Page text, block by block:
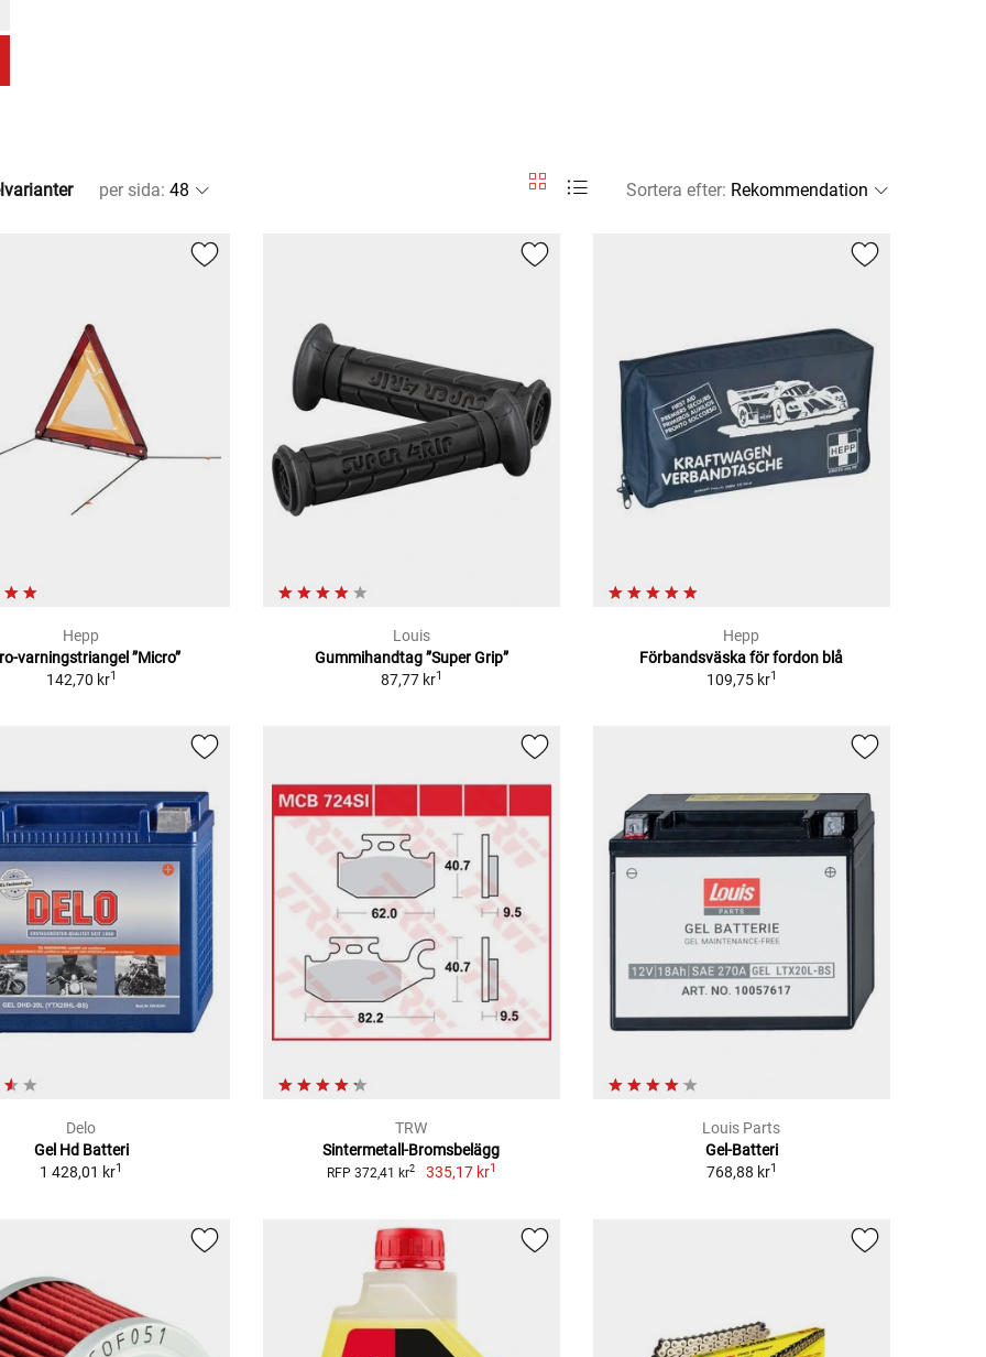
per sida: Sortera efter:
Hepp
varningstriangel ”Micro”
142,70 kr1
Louis
Gummihandtag ”Super Grip”
87,77 kr1
Hepp
Förbandsväska för fordon blå
109,75 kr1
Delo
Gel Hd Batteri
1 428,01 kr1
TRW
Sintermetall-Bromsbelägg
RFP 372,41 kr2 335,17 kr1
Louis Parts
Gel-Batteri
768,88 kr1